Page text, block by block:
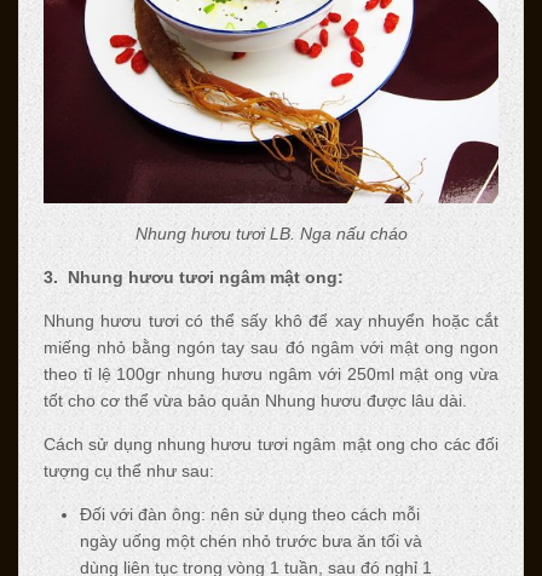
Nhung hươu tươi LB. Nga nấu cháo
3. Nhung hươu tươi ngâm mật ong:
Nhung hươu tươi có thể sấy khô để xay nhuyển hoặc cắt
miếng nhỏ bằng ngón tay sau đó ngâm với mật ong ngon
theo tỉ lệ 100gr nhung hươu ngâm với 250ml mật ong vừa
tốt cho cơ thể vừa bảo quản Nhung hươu được lâu dài.
Cách sử dụng nhung hươu tươi ngâm mật ong cho các đối
tượng cụ thể như sau:
Đối với đàn ông: nên sử dụng theo cách mỗi
ngày uống một chén nhỏ trước bưa ăn tối và
dùng liên tục trong vòng 1 tuần, sau đó nghỉ 1